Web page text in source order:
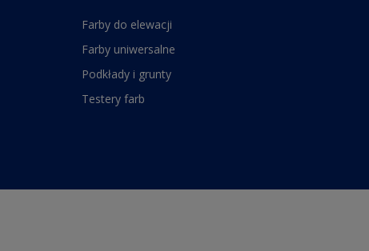
Farby do elewacji
Farby uniwersalne
Podkłady i grunty
Testery farb